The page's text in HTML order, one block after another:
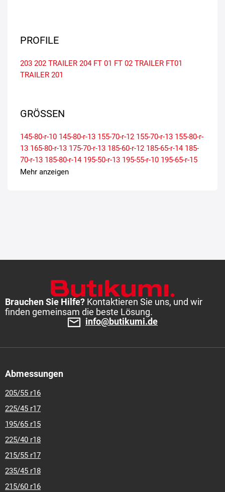
PROFILE
203 202 TRAILER 204 FT 01 FT 02 TRAILER FT01
TRAILER 201
GRÖSSEN
145-80-r-10 145-80-r-13 155-70-r-12 155-70-r-13 155-80-r-
13 165-80-r-13 175-70-r-13 185-60-r-12 185-65-r-14 185-
70-r-13 185-80-r-14 195-50-r-13 195-55-r-10 195-65-r-15
195-70-r-14 195-80-r-14
Mehr anzeigen
Brauchen Sie Hilfe? Kontaktieren Sie uns, und wir
finden gemeinsam die beste Lösung.
info@butikumi.de
Abmessungen
205/55 r16
225/45 r17
195/65 r15
225/40 r18
215/55 r17
235/45 r18
215/60 r16